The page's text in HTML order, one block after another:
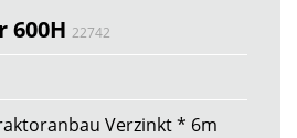
600H 22742
Verzinkt * 6m